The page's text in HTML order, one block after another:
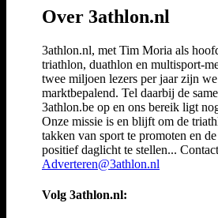
Over 3athlon.nl
3athlon.nl, met Tim Moria als
triathlon, duathlon en multisport-
twee miljoen lezers per jaar zijn
marktbepalend. Tel daarbij de
3athlon.be op en ons bereik ligt
Onze missie is en blijft om de
takken van sport te promoten en
positief daglicht te stellen...
Adverteren@3athlon.nl
Volg 3athlon.nl: